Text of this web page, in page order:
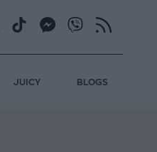
JUICY BLOGS